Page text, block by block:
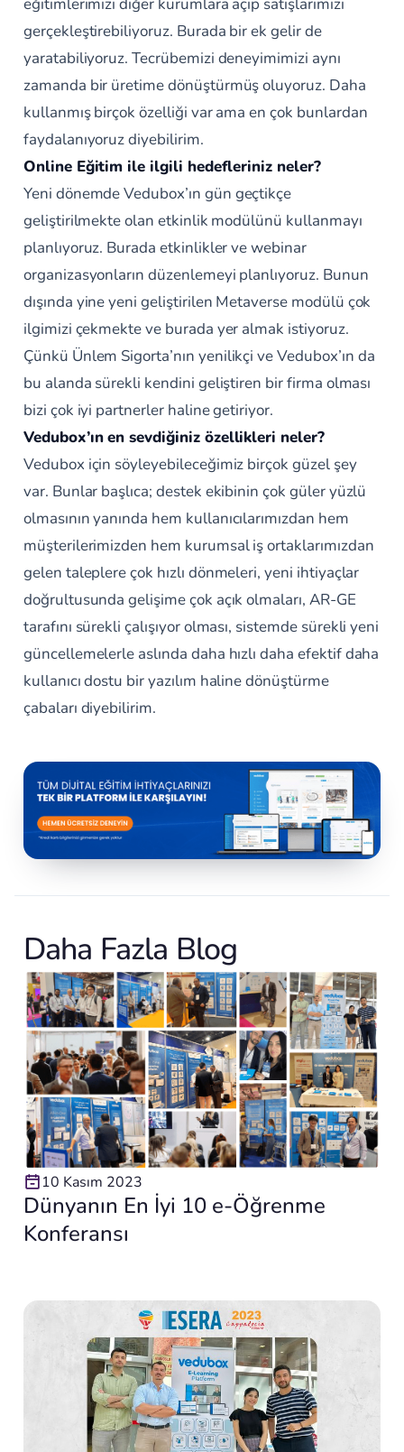
gerçekleştirebiliyoruz. Burada bir ek gelir de
yaratabiliyoruz. Tecrübemizi deneyimimizi aynı
zamanda bir üretime dönüştürmüş oluyoruz. Daha
kullanmış birçok özelliği var ama en çok bunlardan
faydalanıyoruz diyebilirim.
Online Eğitim ile ilgili hedefleriniz neler?
Yeni dönemde Vedubox’ın gün geçtikçe
geliştirilmekte olan etkinlik modülünü kullanmayı
planlıyoruz. Burada etkinlikler ve webinar
organizasyonların düzenlemeyi planlıyoruz. Bunun
dışında yine yeni geliştirilen Metaverse modülü çok
ilgimizi çekmekte ve burada yer almak istiyoruz.
Çünkü Ünlem Sigorta’nın yenilikçi ve Vedubox’ın da
bu alanda sürekli kendini geliştiren bir firma olması
bizi çok iyi partnerler haline getiriyor.
Vedubox’ın en sevdiğiniz özellikleri neler?
Vedubox için söyleyebileceğimiz birçok güzel şey
var. Bunlar başlıca; destek ekibinin çok güler yüzlü
olmasının yanında hem kullanıcılarımızdan hem
müşterilerimizden hem kurumsal iş ortaklarımızdan
gelen taleplere çok hızlı dönmeleri, yeni ihtiyaçlar
doğrultusunda gelişime çok açık olmaları, AR-GE
tarafını sürekli çalışıyor olması, sistemde sürekli yeni
güncellemelerle aslında daha hızlı daha efektif daha
kullanıcı dostu bir yazılım haline dönüştürme
çabaları diyebilirim.
Daha Fazla Blog
10 Kasım 2023
Dünyanın En İyi 10 e-Öğrenme
Konferansı